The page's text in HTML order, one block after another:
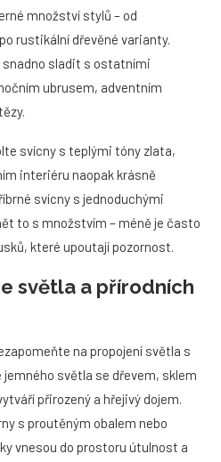
množství stylů – od
rustikální dřevěné varianty.
sladit s ostatními
ubrusem, adventním
svícny s teplými tóny zlata,
interiéru naopak krásně
svícny s jednoduchými
to s množstvím – méně je často
které upoutají pozornost.
světla a přírodních
na propojení světla s
světla se dřevem, sklem
přirozený a hřejivý dojem.
s proutěným obalem nebo
vnesou do prostoru útulnost a